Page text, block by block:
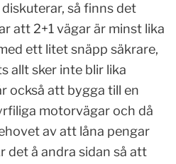
så finns det
att 2+1 vägar är minst lika
ett litet snäpp säkrare,
allt sker inte blir lika
också att bygga till en
motorvägar och då
av att låna pengar
det å andra sidan så att